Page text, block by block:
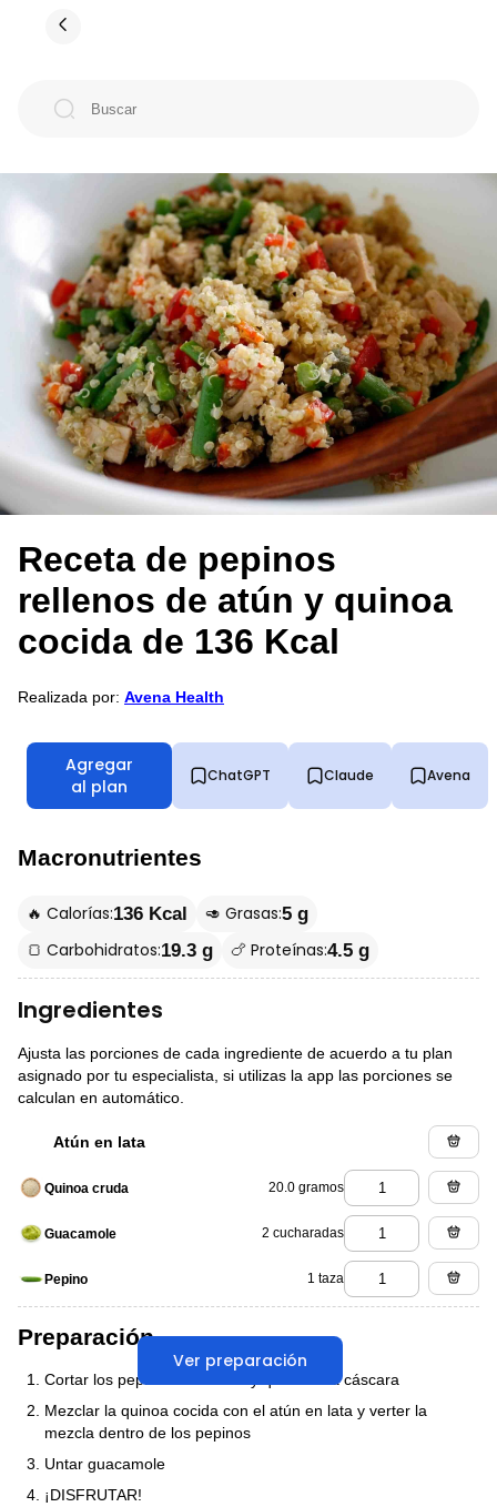
Receta de pepinos
rellenos de atún y quinoa
cocida de 136 Kcal
Realizada por: Avena Health
Agregar
al plan
ChatGPT Claude Avena
Macronutrientes
🔥 Calorías:136 Kcal 🥑 Grasas:5 g
🍞 Carbohidratos:19.3 g 🍗 Proteínas:4.5 g
Ingredientes
Ajusta las porciones de cada ingrediente de acuerdo a tu plan
asignado por tu especialista, si utilizas la app las porciones se
calculan en automático.
Atún en lata
Quinoa cruda 20.0 gramos
Guacamole 2 cucharadas
Pepino 1 taza
Ver preparación
Preparación
Cortar los pepinos a la mitad y quitarles la cáscara
Mezclar la quinoa cocida con el atún en lata y verter la
mezcla dentro de los pepinos
Untar guacamole
¡DISFRUTAR!